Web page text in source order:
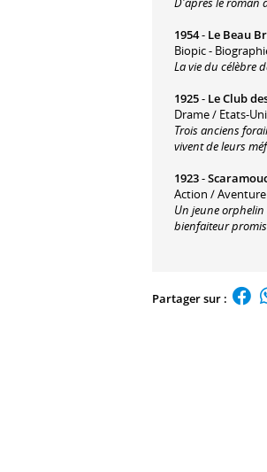
1954- Le Beau
Biopic -
La vie du célèbre
1925- Le Club
Drame / Etats-
Trois anciens
vivent de leurs
1923-
Action / Aventure
Un jeune
bienfaiteur
Partager sur :